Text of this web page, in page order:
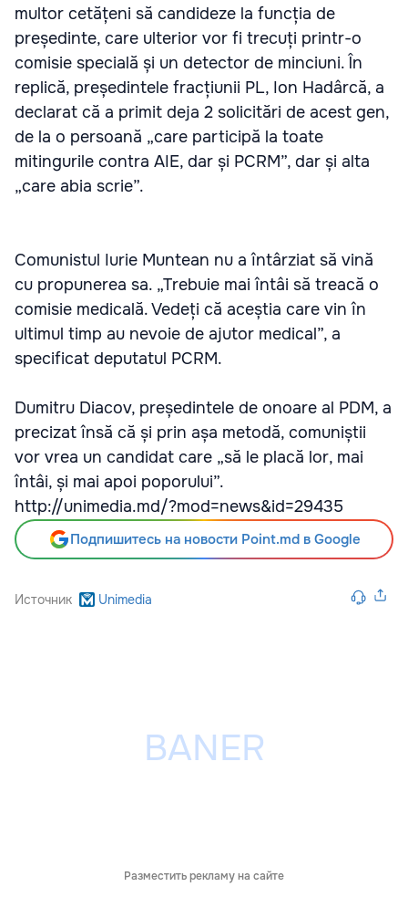
multor cetățeni să candideze la funcția de
președinte, care ulterior vor fi trecuți printr-o
comisie specială și un detector de minciuni. În
replică, președintele fracțiunii PL, Ion Hadârcă, a
declarat că a primit deja 2 solicitări de acest gen,
de la o persoană „care participă la toate
mitingurile contra AIE, dar și PCRM”, dar și alta
„care abia scrie”.
Comunistul Iurie Muntean nu a întârziat să vină
cu propunerea sa. „Trebuie mai întâi să treacă o
comisie medicală. Vedeți că aceștia care vin în
ultimul timp au nevoie de ajutor medical”, a
specificat deputatul PCRM.
Dumitru Diacov, președintele de onoare al PDM, a
precizat însă că și prin așa metodă, comuniștii
vor vrea un candidat care „să le placă lor, mai
întâi, și mai apoi poporului”.
http://unimedia.md/?mod=news&id=29435
Подпишитесь на новости Point.md в Google
Источник Unimedia
Разместить рекламу на сайте